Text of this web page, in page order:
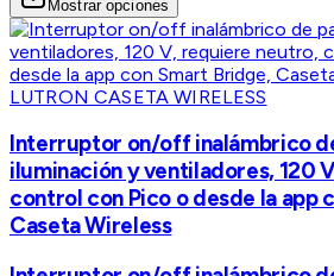
Mostrar opciones
LUTRON CASETA WIRELESS
Interruptor on/off inalámbrico
iluminación y ventiladores, 120
control con Pico o desde la app
Caseta Wireless